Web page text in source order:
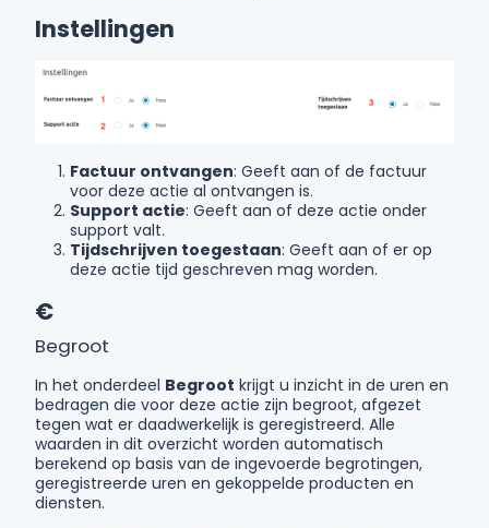
Instellingen
Factuur ontvangen: Geeft aan of de factuur
voor deze actie al ontvangen is.
Support actie: Geeft aan of deze actie onder
support valt.
Tijdschrijven toegestaan: Geeft aan of er op
deze actie tijd geschreven mag worden.
€
Begroot
In het onderdeel Begroot krijgt u inzicht in de uren en
bedragen die voor deze actie zijn begroot, afgezet
tegen wat er daadwerkelijk is geregistreerd. Alle
waarden in dit overzicht worden automatisch
berekend op basis van de ingevoerde begrotingen,
geregistreerde uren en gekoppelde producten en
diensten.